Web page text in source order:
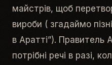
майстрів, щоб
вироби ( згадаймо
в Аратті”). Правитель
потрібні речі в разі,